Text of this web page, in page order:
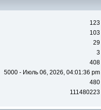
123
103
29
3
408
5000 - Июль 06, 2026, 04:01:36 pm
480
111480223